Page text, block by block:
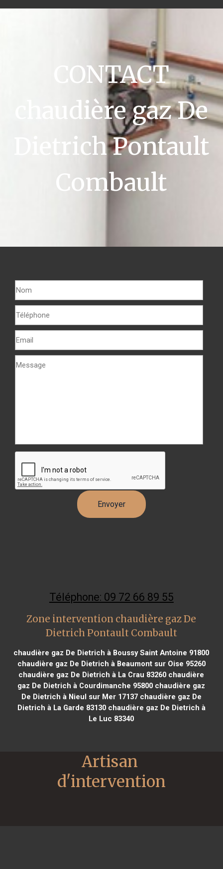
CONTACT
chaudière gaz De
Dietrich Pontault
Combault
Téléphone: 09 72 66 89 55
Zone intervention chaudière gaz De
Dietrich Pontault Combault
chaudière gaz De Dietrich à Boussy Saint Antoine 91800
chaudière gaz De Dietrich à Beaumont sur Oise 95260
chaudière gaz De Dietrich à La Crau 83260 chaudière
gaz De Dietrich à Courdimanche 95800 chaudière gaz
De Dietrich à Nieul sur Mer 17137chaudière gaz De
Dietrich à La Garde 83130chaudière gaz De Dietrich à
Le Luc 83340
Artisan
d'intervention